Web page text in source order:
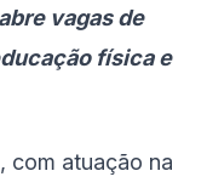
vagas de
física e
com atuação na